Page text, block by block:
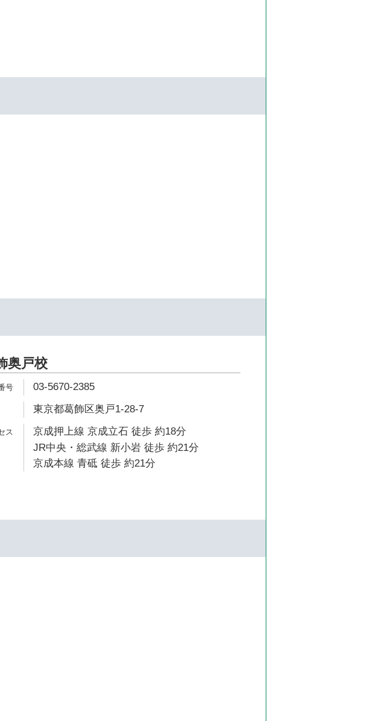
奥戸校
03-5670-2385
東京都葛飾区奥戸1-28-7
京成押上線 京成立石 徒歩 約18分
JR中央・総武線 新小岩 徒歩 約21分
京成本線 青砥 徒歩 約21分